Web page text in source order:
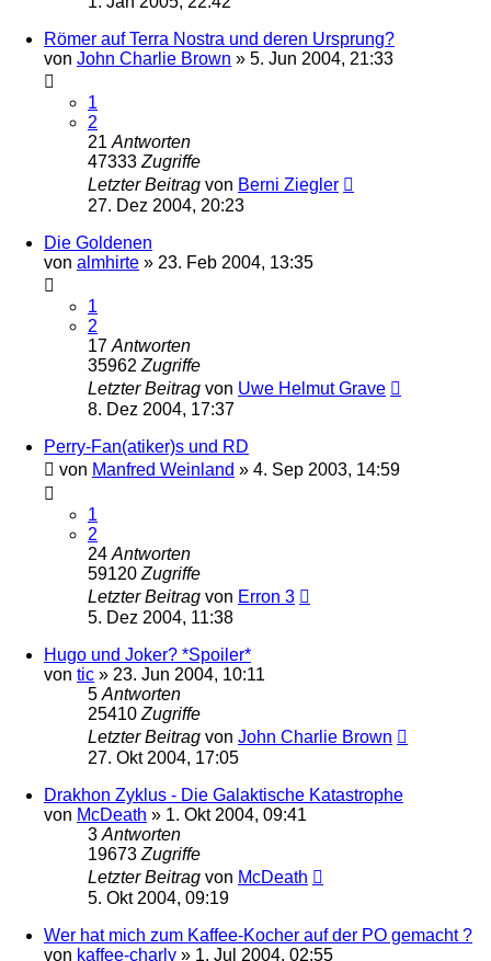
Römer auf Terra Nostra und deren Ursprung?
von John Charlie Brown » 5. Jun 2004, 21:33
1
2
21 Antworten
47333 Zugriffe
Letzter Beitrag von Berni Ziegler
27. Dez 2004, 20:23
Die Goldenen
von almhirte » 23. Feb 2004, 13:35
1
2
17 Antworten
35962 Zugriffe
Letzter Beitrag von Uwe Helmut Grave
8. Dez 2004, 17:37
Perry-Fan(atiker)s und RD
von Manfred Weinland » 4. Sep 2003, 14:59
1
2
24 Antworten
59120 Zugriffe
Letzter Beitrag von Erron 3
5. Dez 2004, 11:38
Hugo und Joker? *Spoiler*
von tic » 23. Jun 2004, 10:11
5 Antworten
25410 Zugriffe
Letzter Beitrag von John Charlie Brown
27. Okt 2004, 17:05
Drakhon Zyklus - Die Galaktische Katastrophe
von McDeath » 1. Okt 2004, 09:41
3 Antworten
19673 Zugriffe
Letzter Beitrag von McDeath
5. Okt 2004, 09:19
Wer hat mich zum Kaffee-Kocher auf der PO gemacht ?
von kaffee-charly » 1. Jul 2004, 02:55